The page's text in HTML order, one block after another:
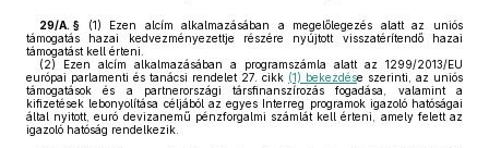
29/A. § (1) Ezen alcím alkalmazásában a megelőlegezés alatt az uniós
támogatás hazai kedvezményezettje részére nyújtott visszatérítendő hazai
támogatást kell érteni.
(2) Ezen alcím alkalmazásában a programszámla alatt az 1299/2013/EU
európai parlamenti és tanácsi rendelet 27. cikk (1) bekezdése szerinti, az uniós
támogatások és a partnerországi társfinanszírozás fogadása, valamint a
kifizetések lebonyolítása céljából az egyes Interreg programok igazoló hatóságai
által nyitott, euró devizanemű pénzforgalmi számlát kell érteni, amely felett az
igazoló hatóság rendelkezik.